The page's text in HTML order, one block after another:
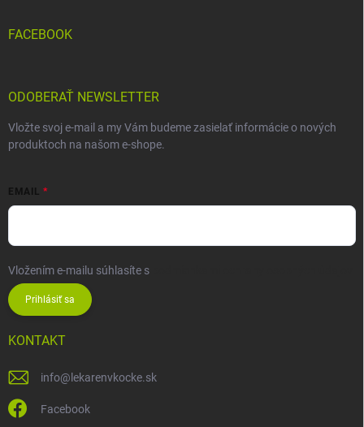
FACEBOOK
ODOBERAŤ NEWSLETTER
Vložte svoj e-mail a my Vám budeme zasielať informácie o nových
produktoch na našom e-shope.
EMAIL
Vložením e-mailu súhlasíte s
Prihlásiť sa
KONTAKT
info@lekarenvkocke.sk
Facebook